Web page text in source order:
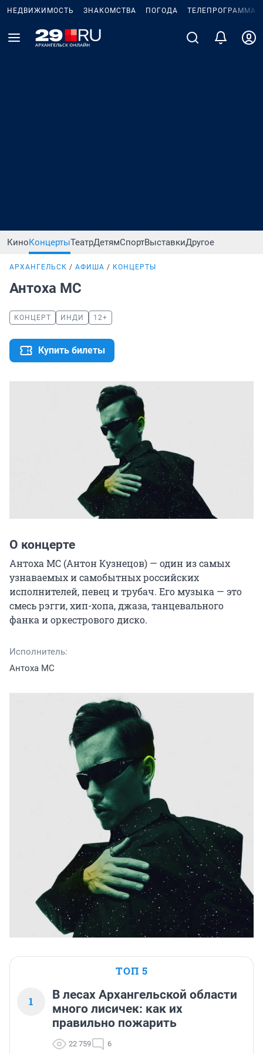
НЕДВИЖИМОСТЬ ЗНАКОМСТВА ПОГОДА ТЕЛЕПРОГРАММА
КиноКонцертыТеатрДетямСпортВыставкиДругое
АРХАНГЕЛЬСК АФИША КОНЦЕРТЫ
Антоха МС
КОНЦЕРТ ИНДИ 12+
Купить билеты
О концерте
Антоха МС (Антон Кузнецов) — один из самых
узнаваемых и самобытных российских
исполнителей, певец и трубач. Его музыка — это
смесь рэгги, хип-хопа, джаза, танцевального
фанка и оркестрового диско.
Исполнитель:
Антоха MC
ТОП 5
1
В лесах Архангельской области
много лисичек: как их
правильно пожарить
22 759 6